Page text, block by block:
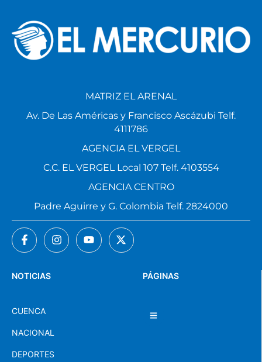
PÁGINAS
NOTICIAS
CUENCA
NACIONAL
DEPORTES
MATRIZ EL ARENAL
Av. De Las Américas y Francisco Ascázubi Telf.
4111786
AGENCIA EL VERGEL
C.C. EL VERGEL Local 107 Telf. 4103554
AGENCIA CENTRO
Padre Aguirre y G. Colombia Telf. 2824000